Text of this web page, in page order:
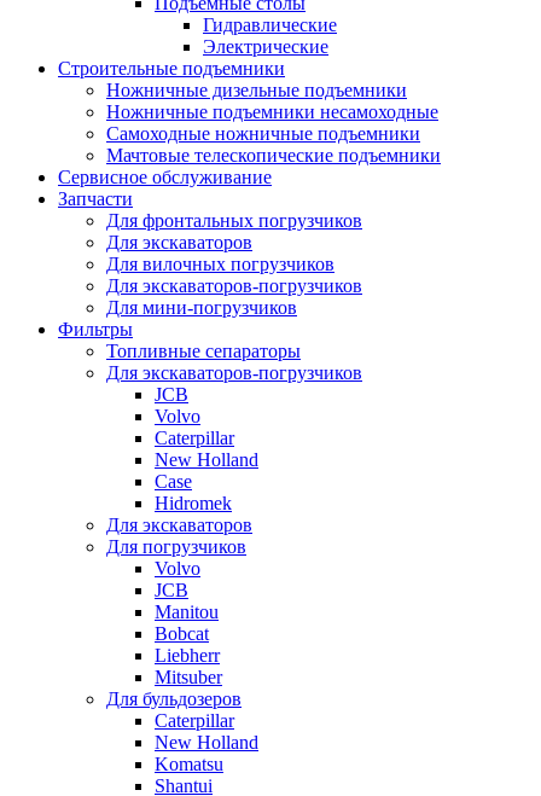
Гидравлические
Электрические
Строительные подъемники
Ножничные дизельные подъемники
Ножничные подъемники несамоходные
Самоходные ножничные подъемники
Мачтовые телескопические подъемники
Сервисное обслуживание
Запчасти
Для фронтальных погрузчиков
Для экскаваторов
Для вилочных погрузчиков
Для экскаваторов-погрузчиков
Для мини-погрузчиков
Фильтры
Топливные сепараторы
Для экскаваторов-погрузчиков
JCB
Volvo
Caterpillar
New Holland
Case
Hidromek
Для экскаваторов
Для погрузчиков
Volvo
JCB
Manitou
Bobcat
Liebherr
Mitsuber
Для бульдозеров
Caterpillar
New Holland
Komatsu
Shantui